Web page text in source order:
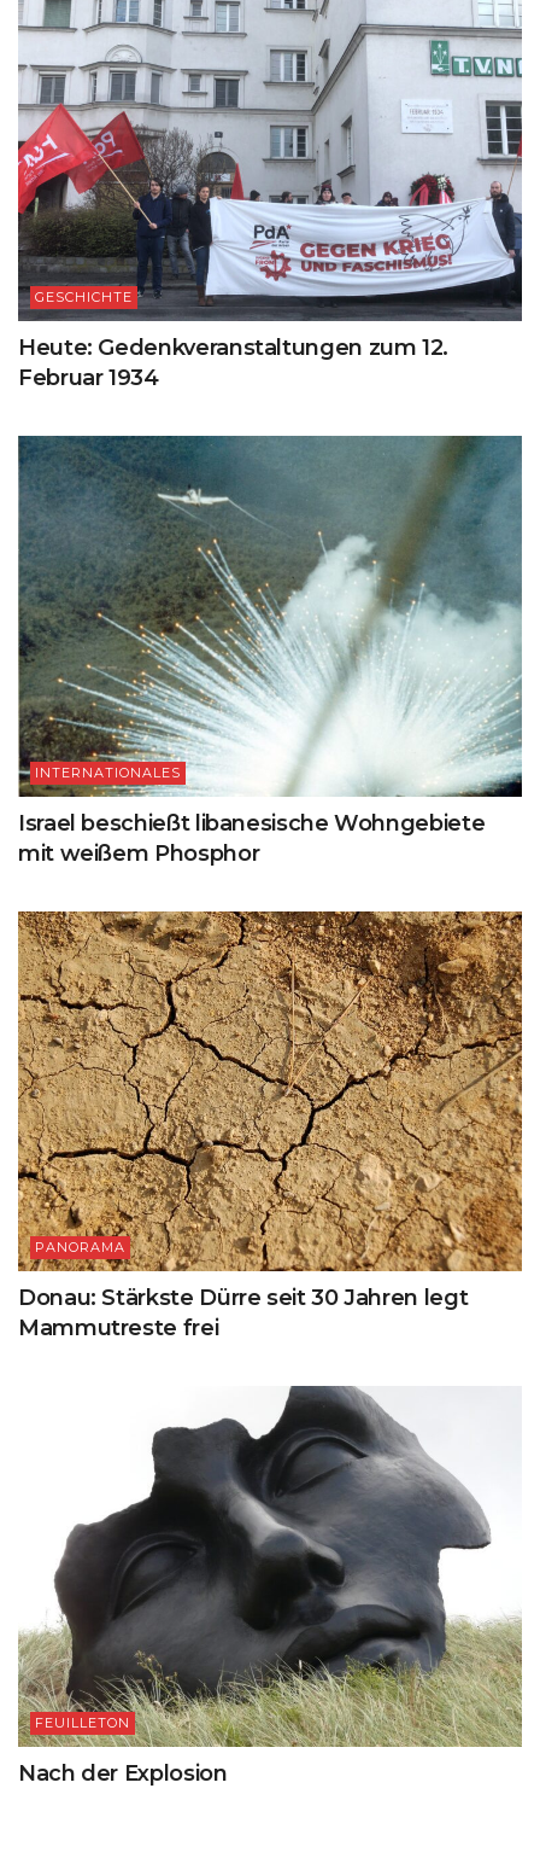
GESCHICHTE
Heute: Gedenkveranstaltungen zum 12.
Februar 1934
INTERNATIONALES
Israel beschießt libanesische Wohngebiete
mit weißem Phosphor
PANORAMA
Donau: Stärkste Dürre seit 30 Jahren legt
Mammutreste frei
FEUILLETON
Nach der Explosion